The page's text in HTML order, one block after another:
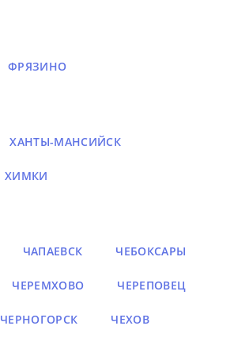
ФРЯЗИНО
ХАНТЫ-МАНСИЙСК
ХИМКИ
ЧАПАЕВСК ЧЕБОКСАРЫ
ЧЕРЕМХОВО ЧЕРЕПОВЕЦ
ЧЕРНОГОРСК ЧЕХОВ